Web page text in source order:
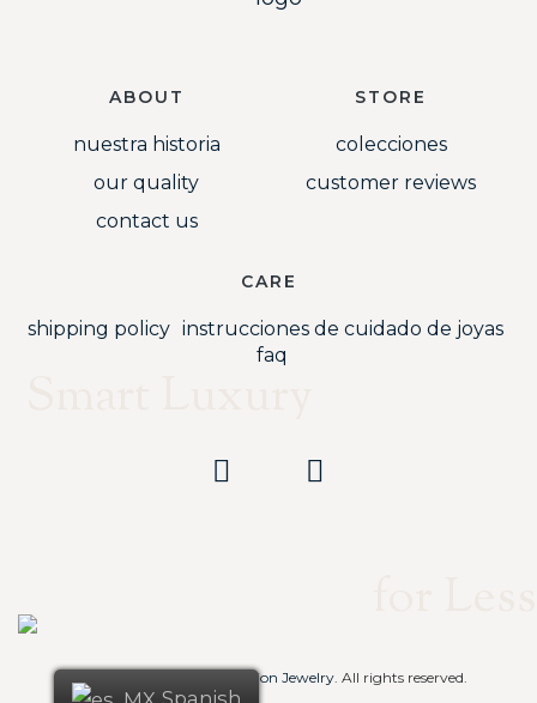
ABOUT
nuestra historia
our quality
contact us
STORE
colecciones
customer reviews
CARE
shipping policy instrucciones de cuidado de joyas
faq
RJ Fashion Jewelry. All rights reserved.
Spanish